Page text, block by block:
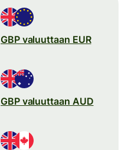
GBP valuuttaan EUR
GBP valuuttaan AUD